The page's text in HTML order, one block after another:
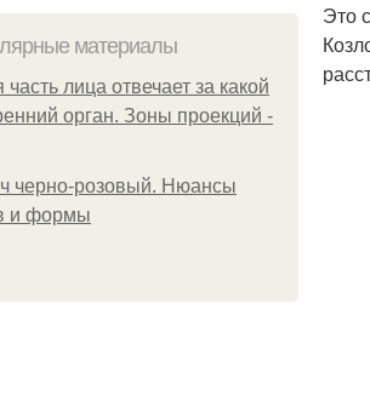
материалы
часть лица отвечает за какой
орган. Зоны проекций -
черно-розовый. Нюансы
и формы
Это